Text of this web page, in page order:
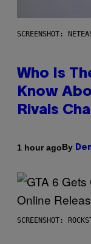
SCREENSHOT:
Who Is
Know
Rivals
1 hour agoBy
SCREENSHOT: